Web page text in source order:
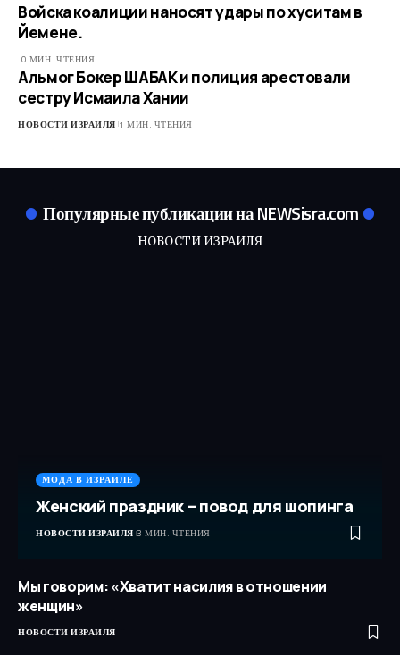
Войска коалиции наносят удары по хуситам в
Йемене.
0 МИН. ЧТЕНИЯ
Альмог Бокер ШАБАК и полиция арестовали
сестру Исмаила Хании
НОВОСТИ ИЗРАИЛЯ 1 МИН. ЧТЕНИЯ
Популярные публикации на NEWSisra.com
НОВОСТИ ИЗРАИЛЯ
МОДА В ИЗРАИЛЕ
Женский праздник – повод для шопинга
НОВОСТИ ИЗРАИЛЯ 3 МИН. ЧТЕНИЯ
Мы говорим: «Хватит насилия в отношении
женщин»
НОВОСТИ ИЗРАИЛЯ